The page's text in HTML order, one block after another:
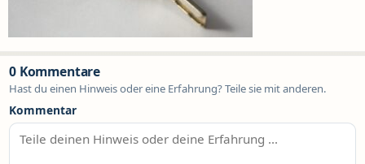
0 Kommentare
Hast du einen Hinweis oder eine Erfahrung? Teile sie mit anderen.
Kommentar